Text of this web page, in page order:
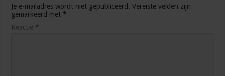
Je e-mailadres wordt niet gepubliceerd. Vereiste velden zijn
gemarkeerd met *
Reactie *